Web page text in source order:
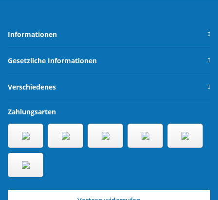
Informationen
Gesetzliche Informationen
Verschiedenes
Zahlungsarten